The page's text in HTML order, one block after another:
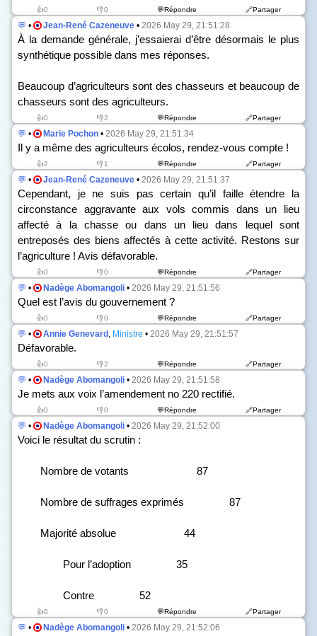
👍0 👎0 💬Répondre 🔗Partager
💬 • Jean-René Cazeneuve • 2026 May 29, 21:51:28
À la demande générale, j’essaierai d’être désormais le plus
synthétique possible dans mes réponses.
Beaucoup d’agriculteurs sont des chasseurs et beaucoup de
chasseurs sont des agriculteurs.
👍0 👎2 💬Répondre 🔗Partager
💬 • Marie Pochon • 2026 May 29, 21:51:34
Il y a même des agriculteurs écolos, rendez-vous compte !
👍2 👎1 💬Répondre 🔗Partager
💬 • Jean-René Cazeneuve • 2026 May 29, 21:51:37
Cependant, je ne suis pas certain qu’il faille étendre la
circonstance aggravante aux vols commis dans un lieu
affecté à la chasse ou dans un lieu dans lequel sont
entreposés des biens affectés à cette activité. Restons sur
l’agriculture ! Avis défavorable.
👍0 👎0 💬Répondre 🔗Partager
💬 • Nadège Abomangoli • 2026 May 29, 21:51:56
Quel est l’avis du gouvernement ?
👍0 👎0 💬Répondre 🔗Partager
💬 • Annie Genevard , Ministre • 2026 May 29, 21:51:57
Défavorable.
👍0 👎2 💬Répondre 🔗Partager
💬 • Nadège Abomangoli • 2026 May 29, 21:51:58
Je mets aux voix l’amendement no 220 rectifié.
👍0 👎0 💬Répondre 🔗Partager
💬 • Nadège Abomangoli • 2026 May 29, 21:52:00
Voici le résultat du scrutin :
Nombre de votants 87
Nombre de suffrages exprimés 87
Majorité absolue 44
Pour l’adoption 35
Contre 52
👍0 👎0 💬Répondre 🔗Partager
💬 • Nadège Abomangoli • 2026 May 29, 21:52:06